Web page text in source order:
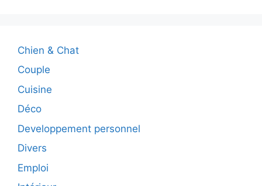
Chien & Chat
Couple
Cuisine
Déco
Developpement personnel
Divers
Emploi